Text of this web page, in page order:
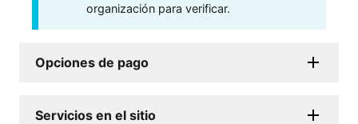
organización para verificar.
Opciones de pago
Servicios en el sitio